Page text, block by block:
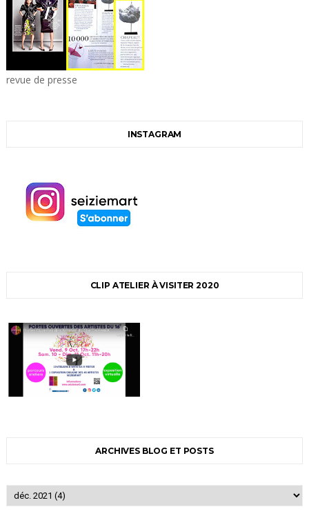
revue de presse
INSTAGRAM
CLIP ATELIER À VISITER 2020
ARCHIVES BLOG ET POSTS